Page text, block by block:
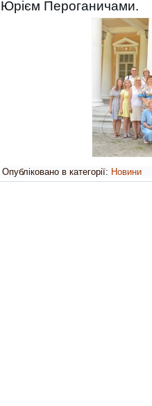
Юрієм Пероганичами.
Опубліковано в категорії: Новини